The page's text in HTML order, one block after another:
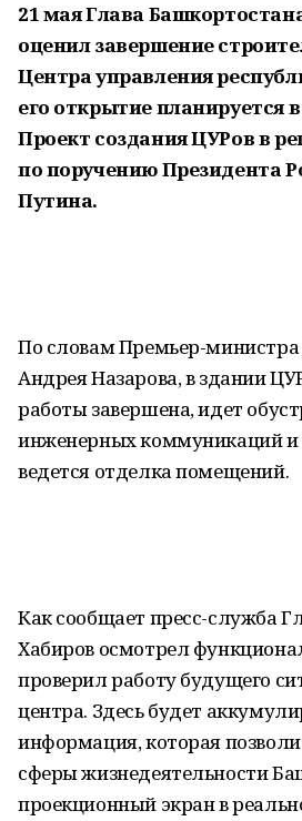
21 мая Глава
оценил завершение
Центра управления
его открытие планируется
Проект создания ЦУРов в
по поручению Президента
Путина.
По словам Премьер-министра
Андрея Назарова, в здании
работы завершена, идет
инженерных коммуникаций и
ведется отделка помещений.
Как сообщает пресс-служба
Хабиров осмотрел
проверил работу будущего
центра. Здесь будет
информация, которая
сферы жизнедеятельности
проекционный экран в